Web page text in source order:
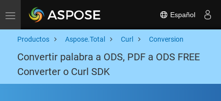
Toggle navigation Español
Productos Aspose.Total Curl Conversion
Convertir palabra a ODS, PDF a ODS FREE
Converter o Curl SDK